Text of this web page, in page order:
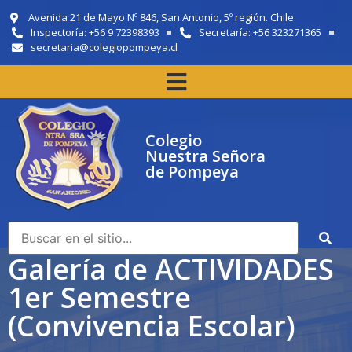
Avenida 21 de Mayo Nº 846, San Antonio, 5º región. Chile.
Inspectoría: +56 9 72398393
Secretaría: +56 323271365
secretaria@colegiopompeya.cl
Colegio
Nuestra Señora
de Pompeya
Galería de ACTIVIDADES
1er Semestre
(Convivencia Escolar)